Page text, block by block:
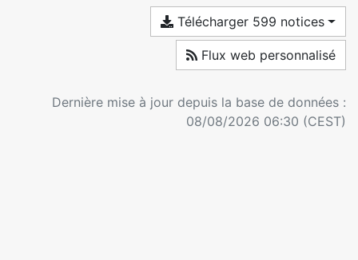
Télécharger 599 notices
Flux web personnalisé
Dernière mise à jour depuis la base de données :
08/08/2026 06:30 (CEST)